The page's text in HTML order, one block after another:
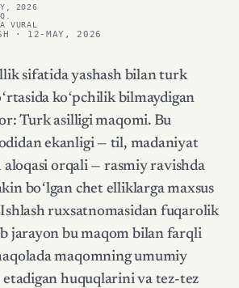
2026
VURAL
· 12-MAY, 2026
sifatida yashash bilanturk
koʻpchilik bilmaydigan
Turk asilligi maqomi. Bu
ekanligi — til, madaniyat
orqali — rasmiy ravishda
boʻlgan chet elliklarga maxsus
ruxsatnomasidan fuqarolik
jarayon bu maqom bilan farqli
maqomning umumiy
huquqlarini va tez-tez